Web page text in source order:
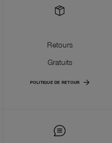
Retours
Gratuits
POLITIQUE DE RETOUR